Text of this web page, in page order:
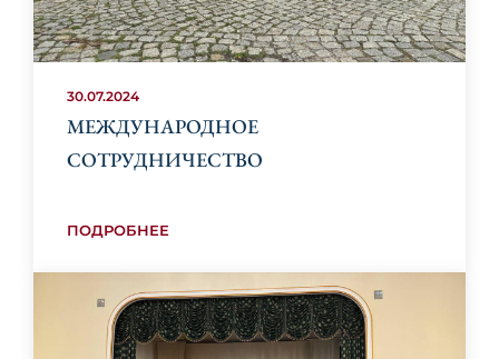
30.07.2024
МЕЖДУНАРОДНОЕ
СОТРУДНИЧЕСТВО
ПОДРОБНЕЕ